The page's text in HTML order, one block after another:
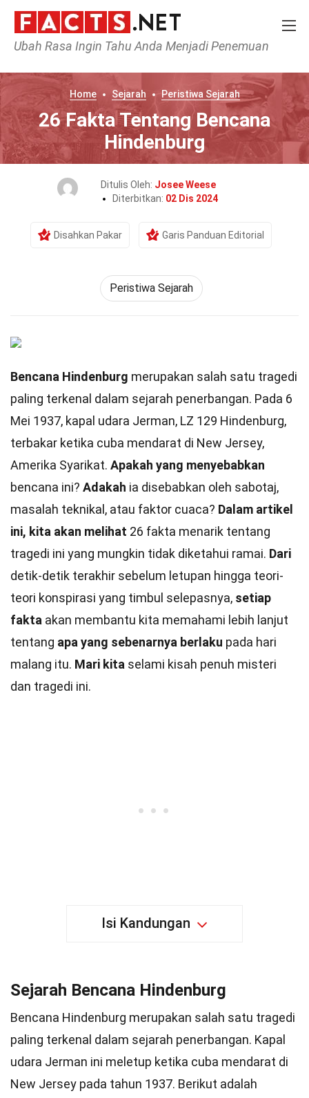
Ubah Rasa Ingin Tahu Anda Menjadi Penemuan
Home Sejarah Peristiwa Sejarah
26 Fakta Tentang Bencana
Hindenburg
Ditulis Oleh: Josee Weese
Diterbitkan: 02 Dis 2024
Disahkan Pakar Garis Panduan Editorial
Peristiwa Sejarah
Bencana Hindenburg merupakan salah satu tragedi
paling terkenal dalam sejarah penerbangan. Pada 6
Mei 1937, kapal udara Jerman, LZ 129 Hindenburg,
terbakar ketika cuba mendarat di New Jersey,
Amerika Syarikat. Apakah yang menyebabkan
bencana ini? Adakah ia disebabkan oleh sabotaj,
masalah teknikal, atau faktor cuaca? Dalam artikel
ini, kita akan melihat 26 fakta menarik tentang
tragedi ini yang mungkin tidak diketahui ramai. Dari
detik-detik terakhir sebelum letupan hingga teori-
teori konspirasi yang timbul selepasnya, setiap
fakta akan membantu kita memahami lebih lanjut
tentang apa yang sebenarnya berlaku pada hari
malang itu. Mari kita selami kisah penuh misteri
dan tragedi ini.
Isi Kandungan
Sejarah Bencana Hindenburg
Bencana Hindenburg merupakan salah satu tragedi
paling terkenal dalam sejarah penerbangan. Kapal
udara Jerman ini meletup ketika cuba mendarat di
New Jersey pada tahun 1937. Berikut adalah